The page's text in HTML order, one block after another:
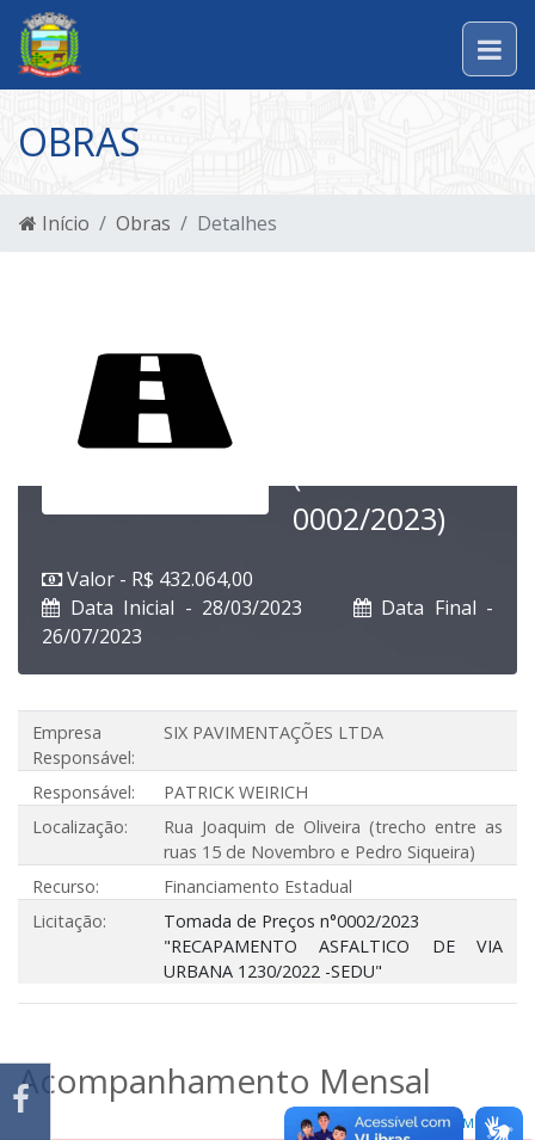
OBRAS
Início Obras Detalhes
0002/2023)
Valor - R$ 432.064,00
Data Inicial - 28/03/2023
Data Final -
26/07/2023
Empresa
Responsável:
SIX PAVIMENTAÇÕES LTDA
Responsável:
PATRICK WEIRICH
Localização:
Rua Joaquim de Oliveira (trecho entre as
ruas 15 de Novembro e Pedro Siqueira)
Recurso:
Financiamento Estadual
Licitação:
Tomada de Preços n°0002/2023
"RECAPAMENTO ASFALTICO DE VIA
URBANA 1230/2022 -SEDU"
Acompanhamento Mensal
Número de Medição